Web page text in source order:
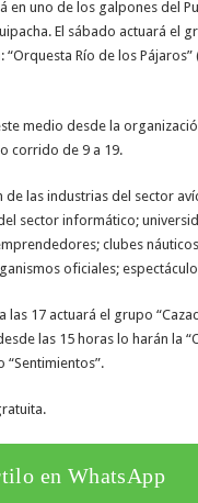
en uno de los galpones del
El sábado actuará el
“Orquesta Río de los
medio desde la
corrido de 9 a 19.
las industrias del sector
sector informático;
clubes
oficiales;
las 17 actuará el grupo
las 15 horas lo harán la
“Sentimientos”.
en WhatsApp